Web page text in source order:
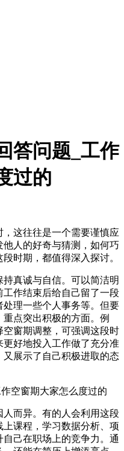
答问题_工作
过的
这往往是一个需要谨慎应
人的好奇与猜测，如何巧
时期，都值得深入探讨。
真诚与自信。可以简洁明
作结束后给自己留了一段
理一些个人事务等。但要
点突出积极的方面。例
窗期调整，可强调这段时
好地投入工作做了充分准
展示了自己积极进取的态
而异。有的人会利用这段
课程，学习数据分析、项
己在职场上的竞争力。通